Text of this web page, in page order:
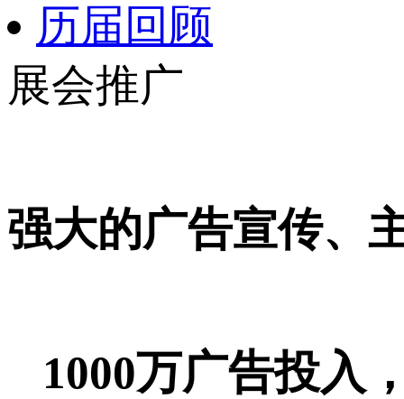
历届回顾
展会推广
强大的广告宣传、
1000万广告投入